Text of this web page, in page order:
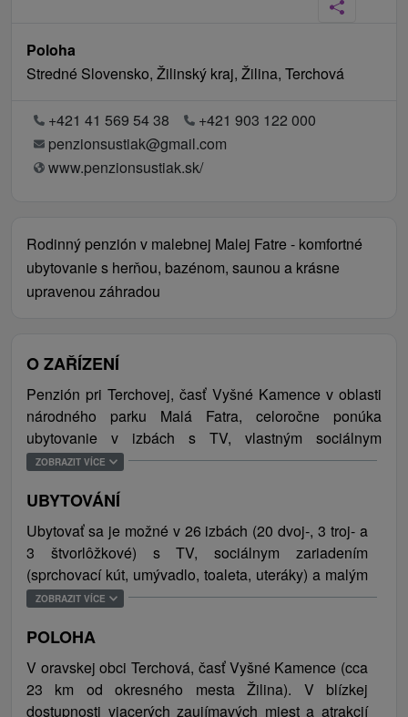
Poloha
Stredné Slovensko, Žilinský kraj, Žilina, Terchová
+421 41 569 54 38
+421 903 122 000
penzionsustiak@gmail.com
www.penzionsustiak.sk/
Rodinný penzión v malebnej Malej Fatre - komfortné
ubytovanie s herňou, bazénom, saunou a krásne
upravenou záhradou
O ZAŘÍZENÍ
Penzión pri Terchovej, časť Vyšné Kamence v oblasti
národného parku Malá Fatra, celoročne ponúka
ubytovanie v izbách s TV, vlastným sociálnym
zariadením a malým kuchynským kútikom (niektoré
priestoroch sa nachádza herňa s biliardom, ping
pongom a stolným futbalom a na dvoch poschodiach je
hosťom k dispozícii aj zdieľaná moderne vybavená
kuchyňa. Príjemne posedieť si je možné v pekne
upravenej záhrade s altánkom a krbom, vonkajším
ohniskom a jazierkom. O dokonalý relax sa postará
sauna s kompletným príslušenstvom a krytý bazén.
Najmenší sa zabavia na preliezkach, hojdačkách a
šmýkačke. Samozrejmosťou je bezplatné WiFi
pripojenie na internet a parkovanie zabezpečené v
ZOBRAZIT VÍCE
UBYTOVÁNÍ
Ubytovať sa je možné v 26 izbách (20 dvoj-, 3 troj- a
3 štvorlôžkové) s TV, sociálnym zariadením
(sprchovací kút, umývadlo, toaleta, uteráky) a malým
kuchynským kútom. Súčasťou penziónu je aj herňa a
kapacita ubytovania je 77 osôb (61 lôžok, 16
prísteliek).
ZOBRAZIT VÍCE
POLOHA
V oravskej obci Terchová, časť Vyšné Kamence (cca
23 km od okresného mesta Žilina). V blízkej
dostupnosti viacerých zaujímavých miest a atrakcií